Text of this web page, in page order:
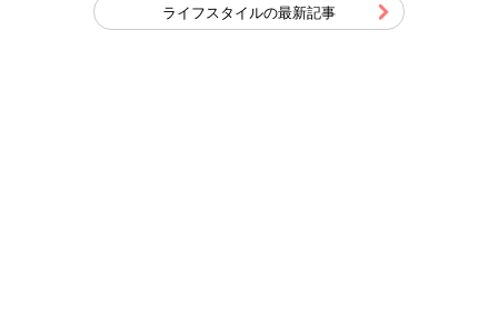
ライフスタイルの最新記事